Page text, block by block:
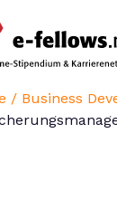
/ Business